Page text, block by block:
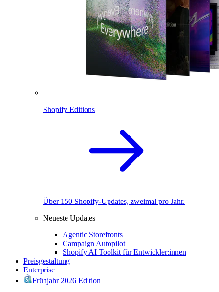
Shopify Editions
Über 150 Shopify-Updates, zweimal pro Jahr.
Neueste Updates
Agentic Storefronts
Campaign Autopilot
Shopify AI Toolkit für Entwickler:innen
Preisgestaltung
Enterprise
Frühjahr 2026 Edition